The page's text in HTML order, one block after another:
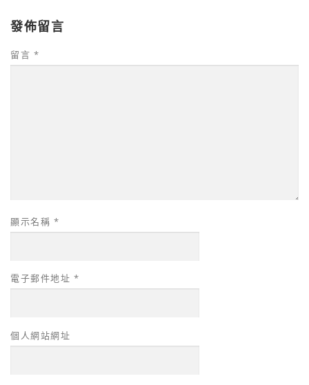
發佈留言
留言 *
顯示名稱 *
電子郵件地址 *
個人網站網址